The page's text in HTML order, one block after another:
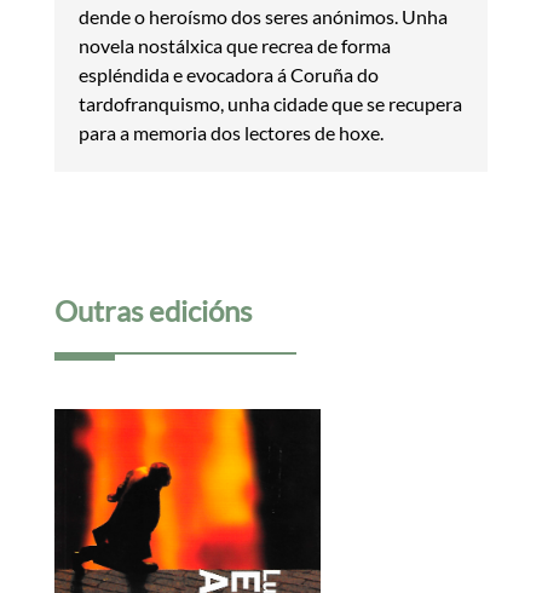
dende o heroísmo dos seres anónimos. Unha
novela nostálxica que recrea de forma
espléndida e evocadora á Coruña do
tardofranquismo, unha cidade que se recupera
para a memoria dos lectores de hoxe.
Outras edicións